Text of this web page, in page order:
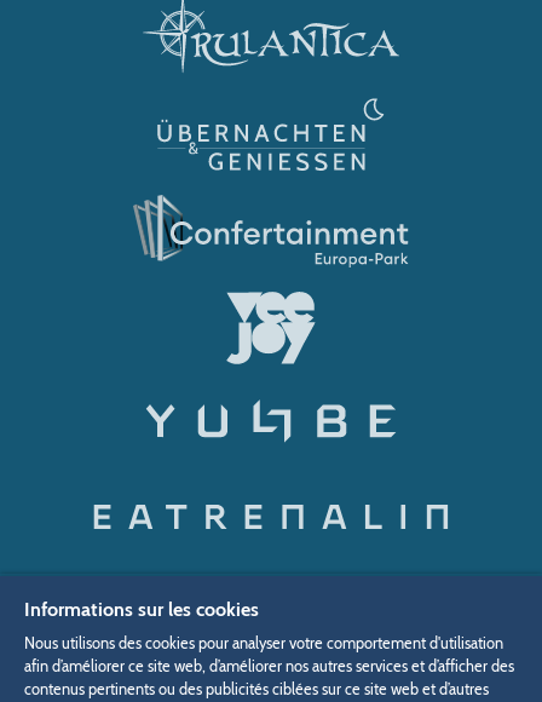
Mentions légales
Paramètres des cookies
Informations sur les cookies
Nous utilisons des cookies pour analyser votre comportement d'utilisation
afin d’améliorer ce site web, d’améliorer nos autres services et d’afficher des
contenus pertinents ou des publicités ciblées sur ce site web et d’autres